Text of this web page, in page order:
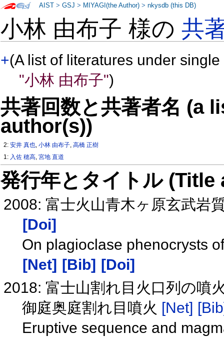
小林 由布子 様の共
+(A list of literatures under
"小林 由布子")
共著回数と共著者名 (a
author(s))
2:安井 真也,小林 由布子,高橋 正樹
1: 入佐 穂高,宮地 直道
発行年とタイトル
2008: 富士火山青木ヶ原玄武岩
[Doi]
On plagioclase phenocrysts
[Net] [Bib] [Doi]
2018: 富士山割れ目火口列の噴
御庭奥庭割れ目噴火 [Net]
Eruptive sequence and
AIST >GSJ > MIYAGI(the Author) >nkysdb (this DB)